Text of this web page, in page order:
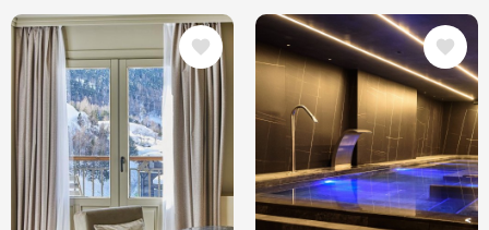
Immagine
Immagine